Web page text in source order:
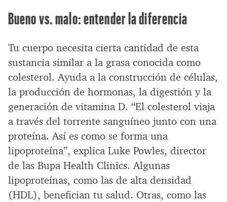
Bueno vs. malo: entender la diferencia
Tu cuerpo necesita cierta cantidad de esta
sustancia similar a la grasa conocida como
colesterol. Ayuda a la construcción de células,
la producción de hormonas, la digestión y la
generación de vitamina D. “El colesterol viaja
a través del torrente sanguíneo junto con una
proteína. Así es como se forma una
lipoproteína”, explica Luke Powles, director
de las Bupa Health Clinics. Algunas
lipoproteínas, como las de alta densidad
(HDL), benefician tu salud. Otras, como las